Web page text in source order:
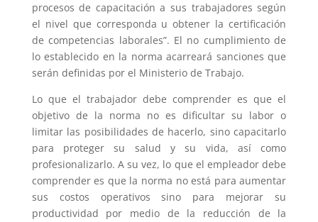
procesos de capacitación a sus trabajadores según
el nivel que corresponda u obtener la certificación
de competencias laborales”. El no cumplimiento de
lo establecido en la norma acarreará sanciones que
serán definidas por el Ministerio de Trabajo.
Lo que el trabajador debe comprender es que el
objetivo de la norma no es dificultar su labor o
limitar las posibilidades de hacerlo, sino capacitarlo
para proteger su salud y su vida, así como
profesionalizarlo. A su vez, lo que el empleador debe
comprender es que la norma no está para aumentar
sus costos operativos sino para mejorar su
productividad por medio de la reducción de la